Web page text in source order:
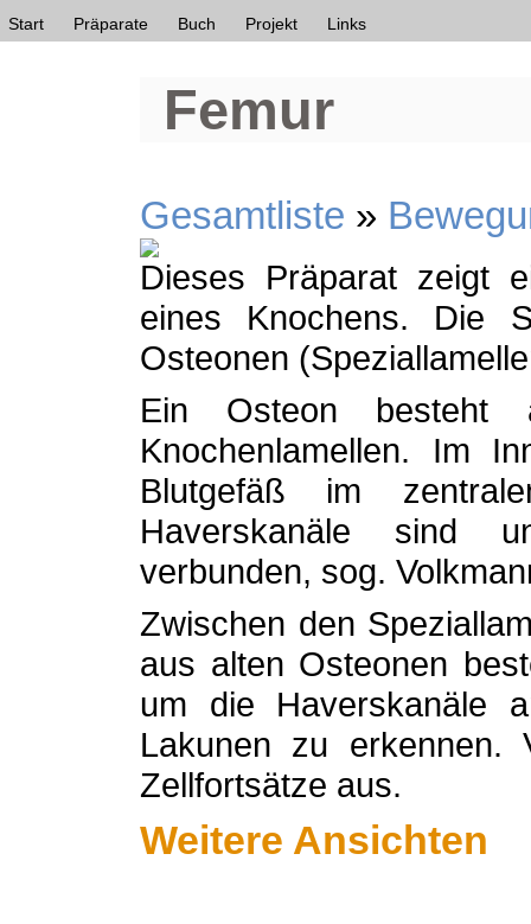
Start Präparate Buch Projekt Links
Femur
Gesamtliste »
Dieses Präparat zeigt
eines Knochens. Die
Osteonen
Ein Osteon besteht
Knochenlamellen. Im
Blutgefäß im
Haverskanäle sind
verbunden, sog.
Zwischen den
aus alten Osteonen
um die Haverskanäle
Lakunen zu erkennen.
Zellfortsätze aus.
Weitere Ansichten